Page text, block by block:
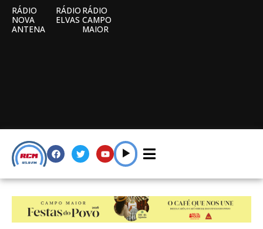
RÁDIO
NOVA
ANTENA
RÁDIO
ELVAS
RÁDIO
CAMPO
MAIOR